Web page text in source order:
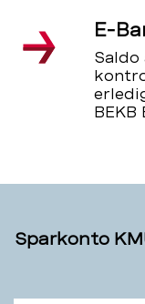
E-
Saldo
BEKB
Sparkonto